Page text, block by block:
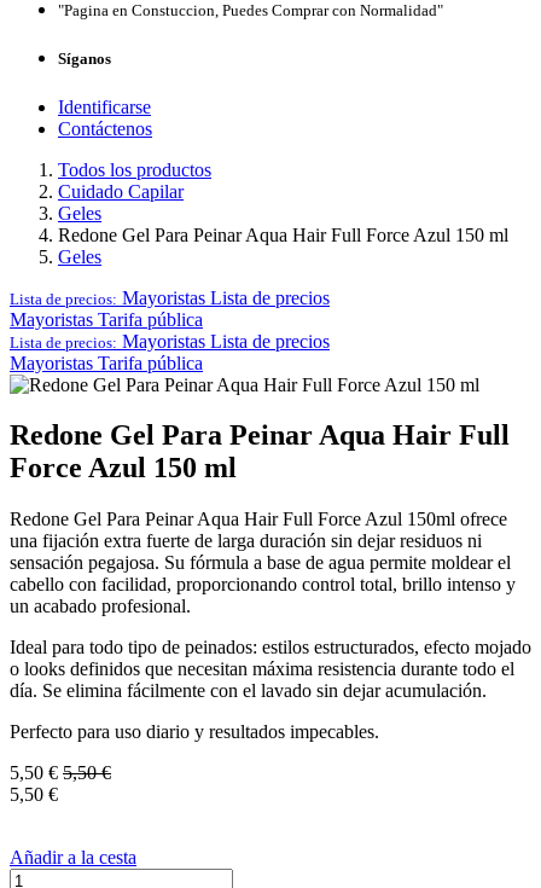
"Pagina en Constuccion, Puedes Comprar con Normalidad"
Síganos
Identificarse
Contáctenos
Todos los productos
Cuidado Capilar
Geles
Redone Gel Para Peinar Aqua Hair Full Force Azul 150 ml
Geles
Lista de precios: Mayoristas Lista de precios
Mayoristas Tarifa pública
Lista de precios: Mayoristas Lista de precios
Mayoristas Tarifa pública
Redone Gel Para Peinar Aqua Hair Full
Force Azul 150 ml
Redone Gel Para Peinar Aqua Hair Full Force Azul 150ml ofrece
una fijación extra fuerte de larga duración sin dejar residuos ni
sensación pegajosa. Su fórmula a base de agua permite moldear el
cabello con facilidad, proporcionando control total, brillo intenso y
un acabado profesional.
Ideal para todo tipo de peinados: estilos estructurados, efecto mojado
o looks definidos que necesitan máxima resistencia durante todo el
día. Se elimina fácilmente con el lavado sin dejar acumulación.
Perfecto para uso diario y resultados impecables.
5,50 € 5,50€
5,50 €
Añadir a la cesta